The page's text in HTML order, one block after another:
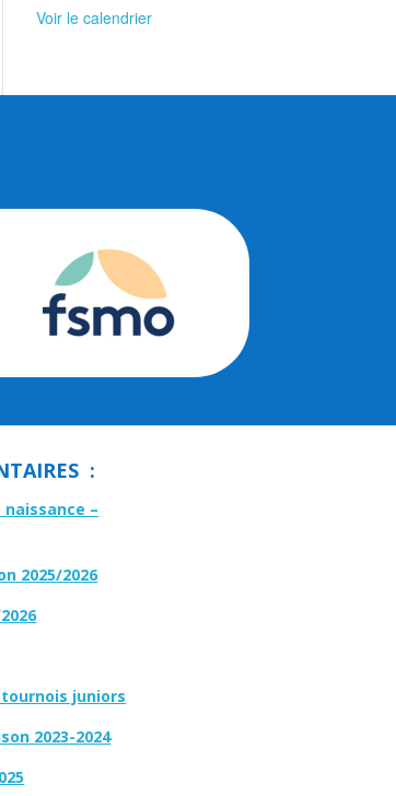
Voir le calendrier
:
–
2025/2026
juniors
2023-2024